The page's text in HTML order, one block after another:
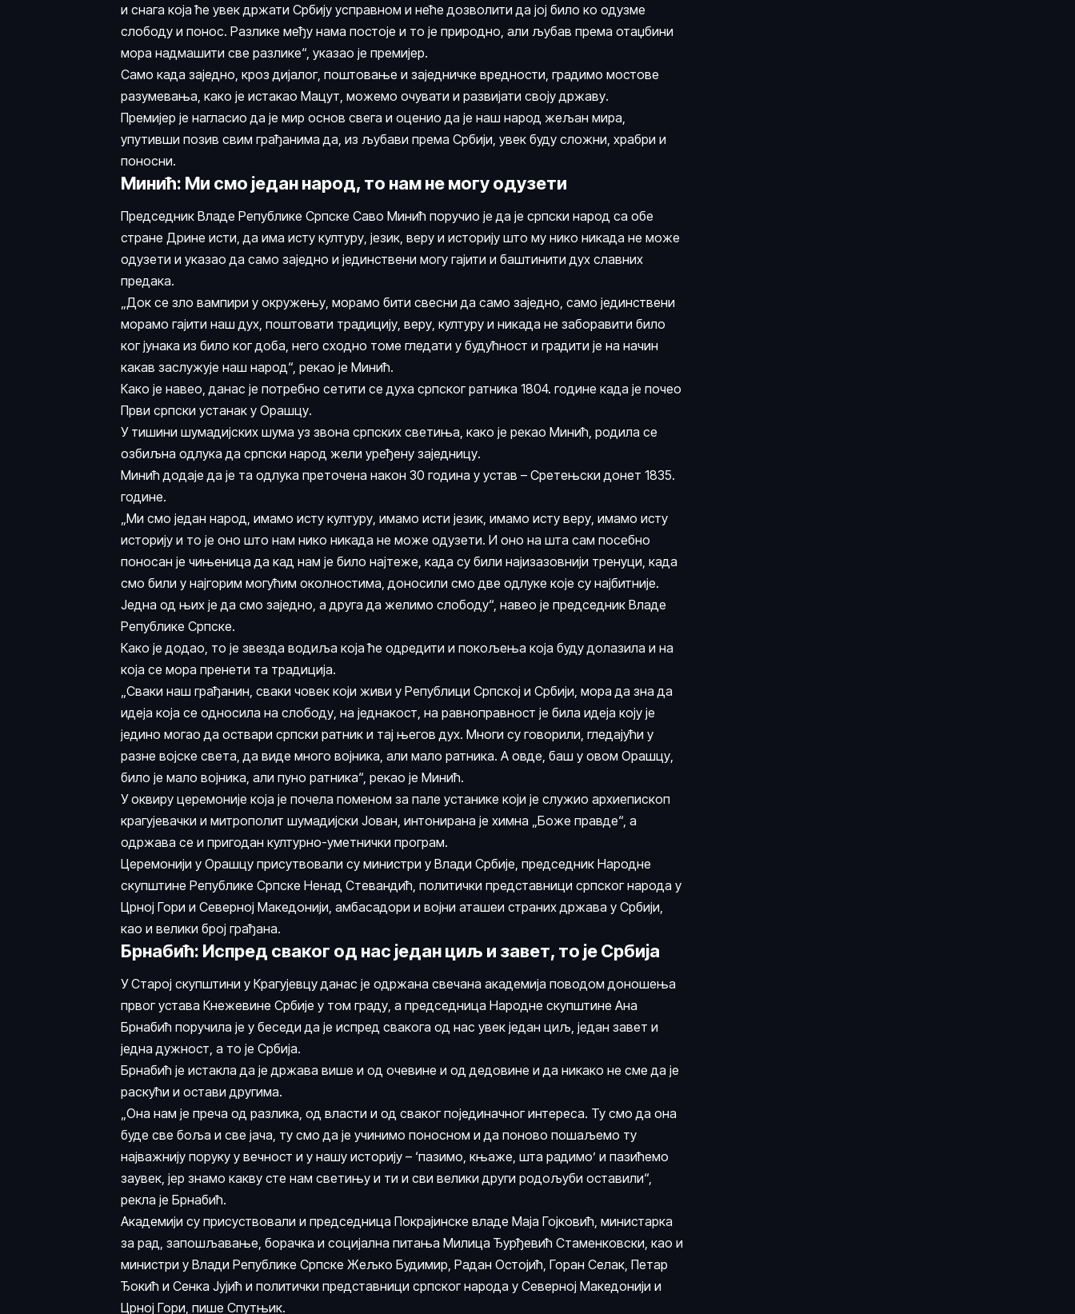
и снага која ће увек држати Србију усправном и неће дозволити да јој било ко одузме
слободу и понос. Разлике међу нама постоје и то је природно, али љубав према отаџбини
мора надмашити све разлике“, указао је премијер.
Само када заједно, кроз дијалог, поштовање и заједничке вредности, градимо мостове
разумевања, како је истакао Мацут, можемо очувати и развијати своју државу.
Премијер је нагласио да је мир основ свега и оценио да је наш народ жељан мира,
упутивши позив свим грађанима да, из љубави према Србији, увек буду сложни, храбри и
поносни.
Минић: Ми смо један народ, то нам не могу одузети
Председник Владе Републике Српске Саво Минић поручио је да је српски народ са обе
стране Дрине исти, да има исту културу, језик, веру и историју што му нико никада не може
одузети и указао да само заједно и јединствени могу гајити и баштинити дух славних
предака.
„Док се зло вампири у окружењу, морамо бити свесни да само заједно, само јединствени
морамо гајити наш дух, поштовати традицију, веру, културу и никада не заборавити било
ког јунака из било ког доба, него сходно томе гледати у будућност и градити је на начин
какав заслужује наш народ“, рекао је Минић.
Како је навео, данас је потребно сетити се духа српског ратника 1804. године када је почео
Први српски устанак у Орашцу.
У тишини шумадијских шума уз звона српских светиња, како је рекао Минић, родила се
озбиљна одлука да српски народ жели уређену заједницу.
Минић додаје да је та одлука преточена након 30 година у устав – Сретењски донет 1835.
године.
„Ми смо један народ, имамо исту културу, имамо исти језик, имамо исту веру, имамо исту
историју и то је оно што нам нико никада не може одузети. И оно на шта сам посебно
поносан је чињеница да кад нам је било најтеже, када су били најизазовнији тренуци, када
смо били у најгорим могућим околностима, доносили смо две одлуке које су најбитније.
Једна од њих је да смо заједно, а друга да желимо слободу“, навео је председник Владе
Републике Српске.
Како је додао, то је звезда водиља која ће одредити и покољења која буду долазила и на
која се мора пренети та традиција.
„Сваки наш грађанин, сваки човек који живи у Републици Српској и Србији, мора да зна да
идеја која се односила на слободу, на једнакост, на равноправност је била идеја коју је
једино могао да оствари српски ратник и тај његов дух. Многи су говорили, гледајући у
разне војске света, да виде много војника, али мало ратника. А овде, баш у овом Орашцу,
било је мало војника, али пуно ратника“, рекао је Минић.
У оквиру церемоније која је почела поменом за пале устанике који је служио архиепископ
крагујевачки и митрополит шумадијски Јован, интонирана је химна „Боже правде“, а
одржава се и пригодан културно-уметнички програм.
Церемонији у Орашцу присутвовали су министри у Влади Србије, председник Народне
скупштине Републике Српске Ненад Стевандић, политички представници српског народа у
Црној Гори и Северној Македонији, амбасадори и војни аташеи страних држава у Србији,
као и велики број грађана.
Брнабић: Испред сваког од нас један циљ и завет, то је Србија
У Старој скупштини у Крагујевцу данас је одржана свечана академија поводом доношења
првог устава Кнежевине Србије у том граду, а председница Народне скупштине Ана
Брнабић поручила је у беседи да је испред свакога од нас увек један циљ, један завет и
једна дужност, а то је Србија.
Брнабић је истакла да је држава више и од очевине и од дедовине и да никако не сме да је
раскући и остави другима.
„Она нам је преча од разлика, од власти и од сваког појединачног интереса. Ту смо да она
буде све боља и све јача, ту смо да је учинимо поносном и да поново пошаљемо ту
најважнију поруку у вечност и у нашу историју – ‘пазимо, књаже, шта радимо’ и пазићемо
заувек, јер знамо какву сте нам светињу и ти и сви велики други родољуби оставили“,
рекла је Брнабић.
Академији су присуствовали и председница Покрајинске владе Маја Гојковић, министарка
за рад, запошљавање, борачка и социјална питања Милица Ђурђевић Стаменковски, као и
министри у Влади Републике Српске Жељко Будимир, Радан Остојић, Горан Селак, Петар
Ђокић и Сенка Јујић и политички представници српског народа у Северној Македонији и
Црној Гори, пише Спутњик.